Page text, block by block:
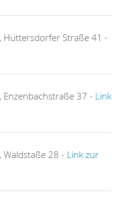
Hüttersdorfer Straße 41 -
37 - Link
28 - Link zur